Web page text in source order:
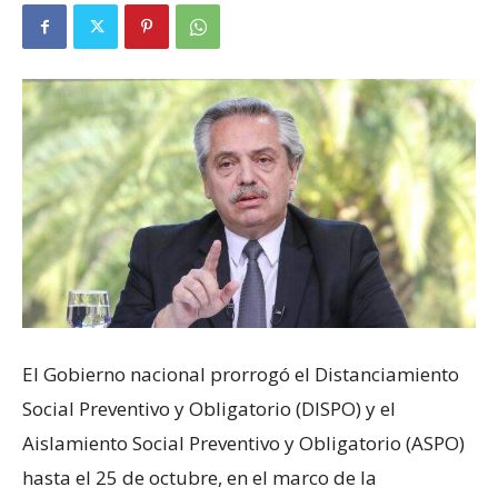
El Gobierno nacional prorrogó el Distanciamiento
Social Preventivo y Obligatorio (DISPO) y el
Aislamiento Social Preventivo y Obligatorio (ASPO)
hasta el 25 de octubre, en el marco de la